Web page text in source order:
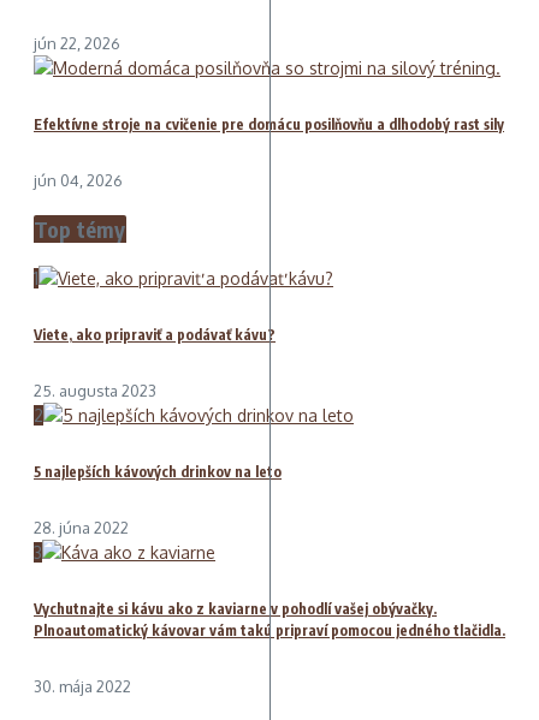
jún 22, 2026
Efektívne stroje na cvičenie pre domácu posilňovňu a dlhodobý rast sily
jún 04, 2026
Top témy
1
Viete, ako pripraviť a podávať kávu?
25. augusta 2023
2
5 najlepších kávových drinkov na leto
28. júna 2022
3
Vychutnajte si kávu ako z kaviarne v pohodlí vašej obývačky.
Plnoautomatický kávovar vám takú pripraví pomocou jedného tlačidla.
30. mája 2022